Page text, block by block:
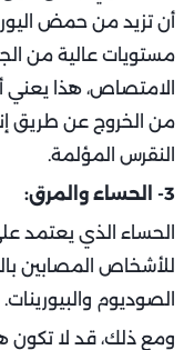
أن تزيد من حمض
مستويات عالية من
الامتصاص، هذا
من الخروج عن طريق
النقرس المؤلمة.
3- الحساء والمرق:
الحساء الذي يعتمد
للأشخاص المصابين
الصوديوم والبيورينات.
ومع ذلك، قد لا تكون